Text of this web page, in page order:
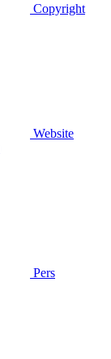
Copyright
Website
Pers